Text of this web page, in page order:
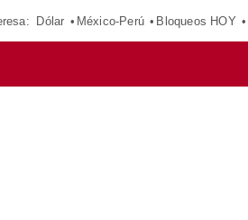
Dólar México-Perú Bloqueos HOY